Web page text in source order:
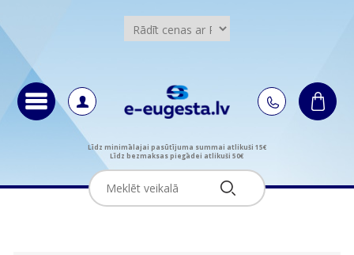
Līdz minimālajai pasūtījuma summai atlikuši 15€
Līdz bezmaksas piegādei atlikuši 50€